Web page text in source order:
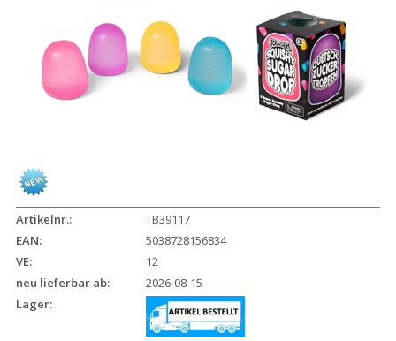
Artikelnr.:
TB39117
EAN:
5038728156834
VE:
12
neu lieferbar ab:
2026-08-15
Lager: